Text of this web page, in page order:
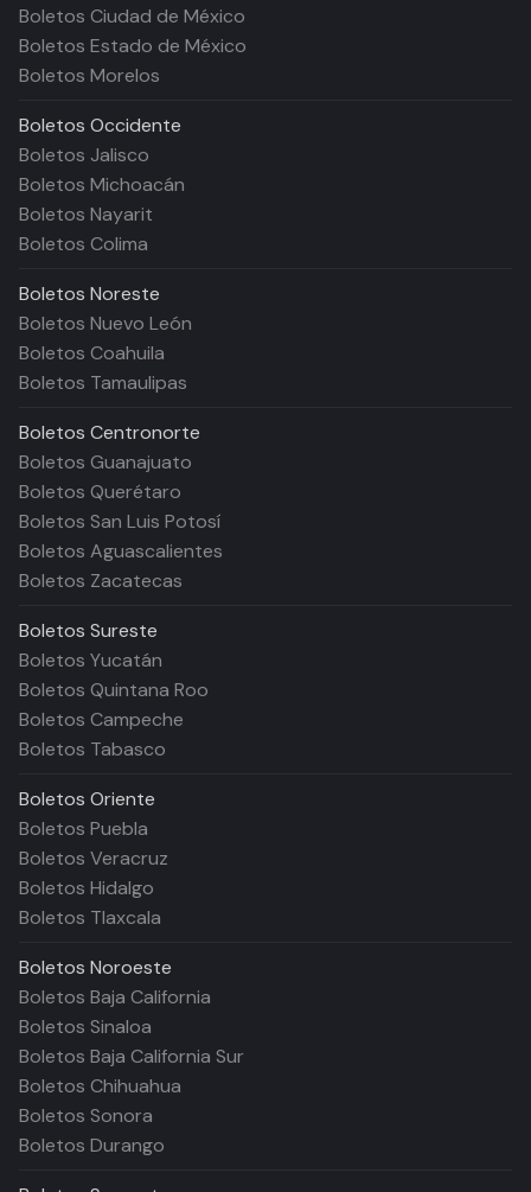
Boletos Ciudad de México
Boletos Estado de México
Boletos Morelos
Boletos Occidente
Boletos Jalisco
Boletos Michoacán
Boletos Nayarit
Boletos Colima
Boletos Noreste
Boletos Nuevo León
Boletos Coahuila
Boletos Tamaulipas
Boletos Centronorte
Boletos Guanajuato
Boletos Querétaro
Boletos San Luis Potosí
Boletos Aguascalientes
Boletos Zacatecas
Boletos Sureste
Boletos Yucatán
Boletos Quintana Roo
Boletos Campeche
Boletos Tabasco
Boletos Oriente
Boletos Puebla
Boletos Veracruz
Boletos Hidalgo
Boletos Tlaxcala
Boletos Noroeste
Boletos Baja California
Boletos Sinaloa
Boletos Baja California Sur
Boletos Chihuahua
Boletos Sonora
Boletos Durango